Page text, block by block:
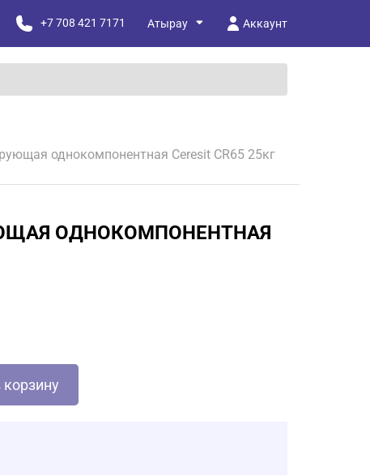
+7 708 421 7171 Аккаунт
однокомпонентная Ceresit СR65 25кг
ОДНОКОМПОНЕНТНАЯ